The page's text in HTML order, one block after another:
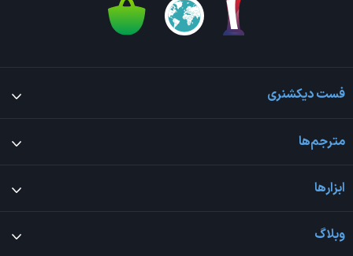
فست دیکشنری
مترجم‌ها
ابزارها
وبلاگ